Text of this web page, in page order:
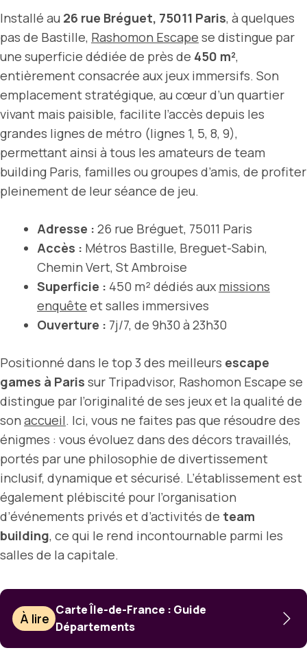
Installé au 26 rue Bréguet, 75011 Paris, à quelques
pas de Bastille, Rashomon Escape se distingue par
une superficie dédiée de près de 450 m²,
entièrement consacrée aux jeux immersifs. Son
emplacement stratégique, au cœur d’un quartier
vivant mais paisible, facilite l’accès depuis les
grandes lignes de métro (lignes 1, 5, 8, 9),
permettant ainsi à tous les amateurs de team
building Paris, familles ou groupes d’amis, de profiter
pleinement de leur séance de jeu.
Adresse : 26 rue Bréguet, 75011 Paris
Accès : Métros Bastille, Breguet-Sabin,
Chemin Vert, St Ambroise
Superficie : 450 m² dédiés aux missions
enquête et salles immersives
Ouverture : 7j/7, de 9h30 à 23h30
Positionné dans le top 3 des meilleurs escape
games à Paris sur Tripadvisor, Rashomon Escape se
distingue par l’originalité de ses jeux et la qualité de
son accueil. Ici, vous ne faites pas que résoudre des
énigmes : vous évoluez dans des décors travaillés,
portés par une philosophie de divertissement
inclusif, dynamique et sécurisé. L’établissement est
également plébiscité pour l’organisation
d’événements privés et d’activités de team
building, ce qui le rend incontournable parmi les
salles de la capitale.
À lire
Carte Île-de-France : Guide
Départements